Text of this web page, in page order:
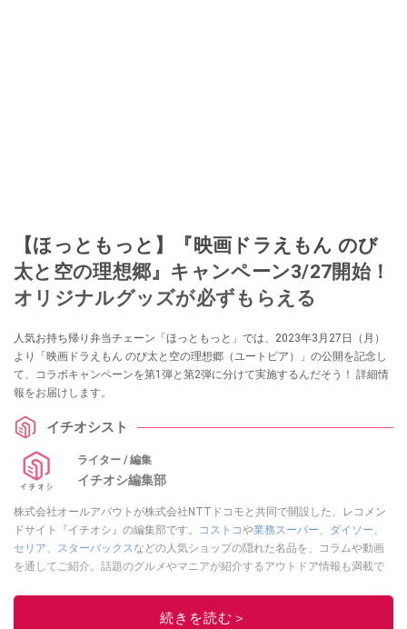
【ほっともっと】『映画ドラえもん のび
太と空の理想郷』キャンペーン3/27開始！
オリジナルグッズが必ずもらえる
人気お持ち帰り弁当チェーン「ほっともっと」では、2023年3月27日（月）
より「映画ドラえもん のび太と空の理想郷（ユートピア）」の公開を記念し
て、コラボキャンペーンを第1弾と第2弾に分けて実施するんだそう！ 詳細情
報をお届けします。
イチオシスト
ライター / 編集
イチオシ編集部
株式会社オールアバウトが株式会社NTTドコモと共同で開設した、レコメン
ドサイト『イチオシ』の編集部です。
コストコや業務スーパー、 ダイソー、
セリア、 スターバックスなどの人気ショップの隠れた名品を、コラムや動画
を通してご紹介。話題のグルメやマニアが紹介するアウトドア情報も満載で
レビューしています。毎日トレンド情報をお届けしているので、ぜひ
してください！続きを読む＞